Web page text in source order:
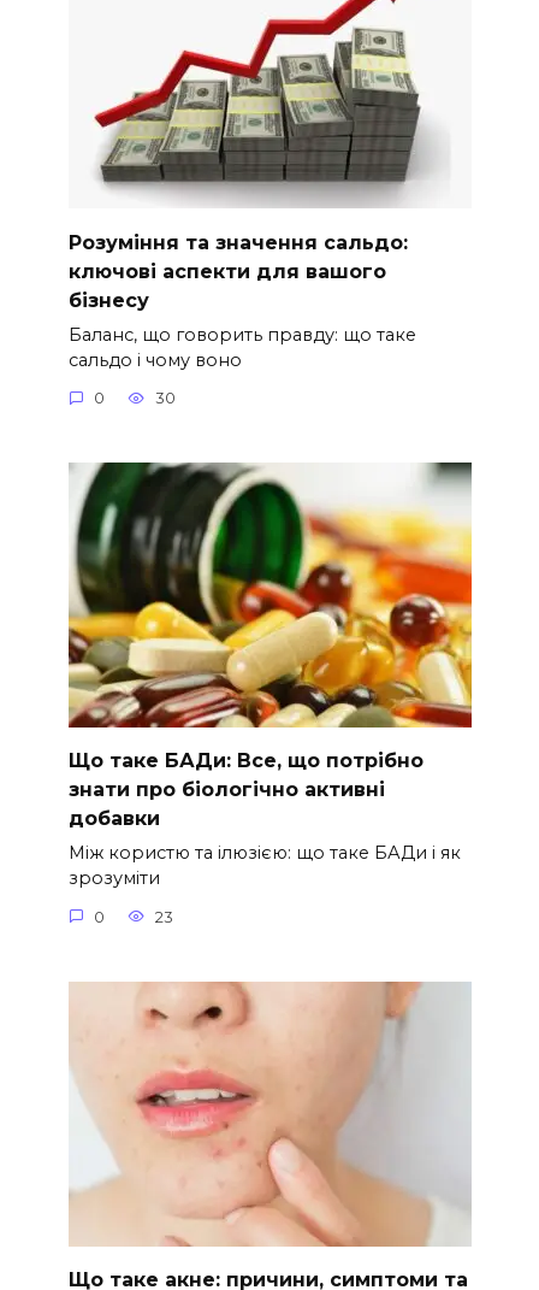
Розуміння та значення сальдо:
ключові аспекти для вашого
бізнесу
Баланс, що говорить правду: що таке
сальдо і чому воно
0 30
Що таке БАДи: Все, що потрібно
знати про біологічно активні
добавки
Між користю та ілюзією: що таке БАДи і як
зрозуміти
0 23
Що таке акне: причини, симптоми та